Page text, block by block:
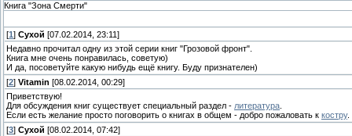
Книга "Зона Смерти"
[1 ] Сухой [07.02.2014, 23:11]
Недавно прочитал одну из этой серии книг "Грозовой фронт".
Книга мне очень понравилась, советую)
И да, посоветуйте какую нибудь ещё книгу. Буду признателен)
[2] Vitamin [08.02.2014, 00:29]
Приветствую!
Для обсуждения книг существует специальный раздел - литература
Если есть желание просто поговорить о книгах в общем - добро пожаловать к костру.
[3] Сухой [08.02.2014, 07:42]